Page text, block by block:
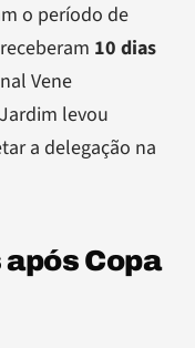
o período de
10 dias
Vene
levou
a delegação na
Copa